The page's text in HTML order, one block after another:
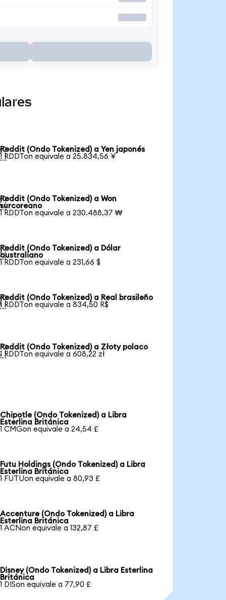
Reddit (Ondo Tokenized) a Yen japonés
1 RDDTon equivale a 25.834,56 ¥
Reddit (Ondo Tokenized) a Won
surcoreano
1 RDDTon equivale a 230.488,37 ₩
Reddit (Ondo Tokenized) a Dólar
australiano
1 RDDTon equivale a 231,66 $
Reddit (Ondo Tokenized) a Real brasileño
1 RDDTon equivale a 834,50 R$
Reddit (Ondo Tokenized) a Złoty polaco
1 RDDTon equivale a 608,22 zł
Chipotle (Ondo Tokenized) a Libra
Esterlina Británica
1 CMGon equivale a 24,54 £
Futu Holdings (Ondo Tokenized) a Libra
Esterlina Británica
1 FUTUon equivale a 80,93 £
Accenture (Ondo Tokenized) a Libra
Esterlina Británica
1 ACNon equivale a 132,87 £
Disney (Ondo Tokenized) a Libra Esterlina
Británica
1 DISon equivale a 77,90 £